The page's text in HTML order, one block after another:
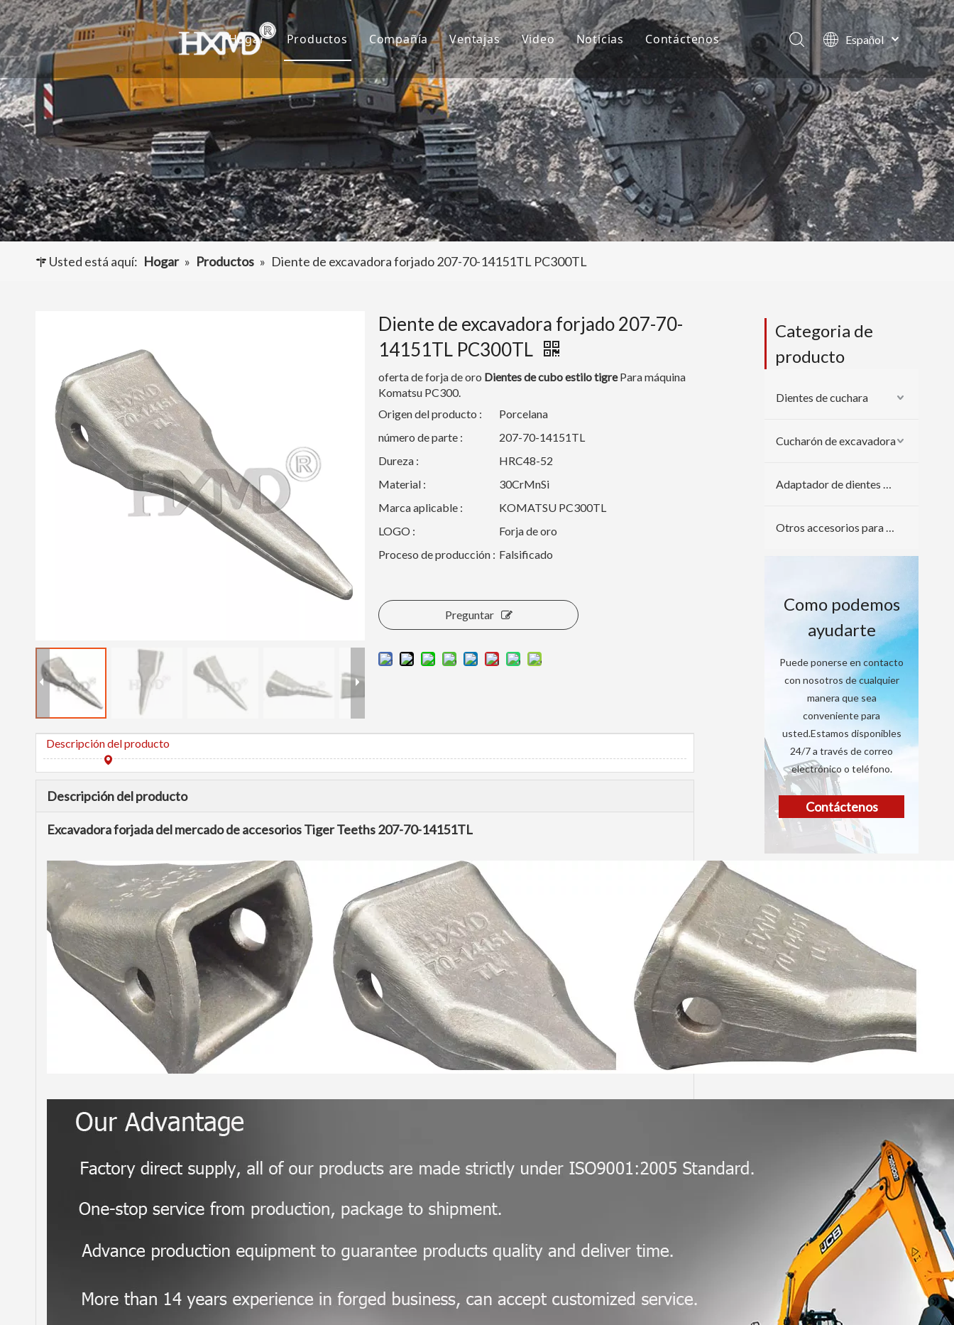
Hogar Productos
Dientes de cubo
Cubo de excavadora
Adaptador de dientes de cubo
Otros accesorios para excavadoras
Compañía
Sobre nosotros
Cultura
Preguntas más frecuentes
Ventajas
I+D
Producción
Servicio
Video Noticias
Noticias de la compañía
Proyectos
Contáctenos
Español
English
العربية
Français
Pусский
Português
Usted está aquí: Hogar » Productos » Diente de excavadora forjado 207-70-14151TL PC300TL
Diente de excavadora forjado 207-70-
14151TL PC300TL
oferta de forja de oro Dientes de cubo estilo tigrePara máquina
Komatsu PC300.
Origen del producto :
Porcelana
número de parte :
207-70-14151TL
Dureza :
HRC48-52
Material :
30CrMnSi
Marca aplicable :
KOMATSU PC300TL
LOGO :
Forja de oro
Proceso de producción : Falsificado
Preguntar
Descripción del producto
Descripción del producto
Excavadora forjada del mercado de accesorios Tiger Teeths 207-70-14151TL
Categoria de
producto
Dientes de cuchara
Cucharón de excavadora
Adaptador de dientes de cuchara
Otros accesorios para excavadoras
Como podemos
ayudarte
Puede ponerse en contacto
con nosotros de cualquier
manera que sea
conveniente para
usted.Estamos disponibles
24/7 a través de correo
electrónico o teléfono.
Contáctenos